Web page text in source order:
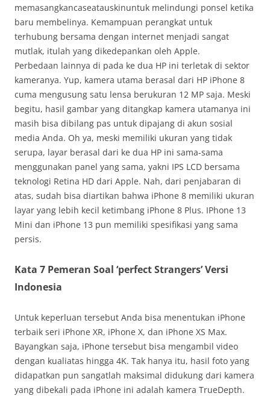
memasangkancaseatauskinuntuk melindungi ponsel ketika
baru membelinya. Kemampuan perangkat untuk
terhubung bersama dengan internet menjadi sangat
mutlak, itulah yang dikedepankan oleh Apple.
Perbedaan lainnya di pada ke dua HP ini terletak di sektor
kameranya. Yup, kamera utama berasal dari HP iPhone 8
cuma mengusung satu lensa berukuran 12 MP saja. Meski
begitu, hasil gambar yang ditangkap kamera utamanya ini
masih bisa dibilang pas untuk dipajang di akun sosial
media Anda. Oh ya, meski memiliki ukuran yang tidak
serupa, layar berasal dari ke dua HP ini sama-sama
menggunakan panel yang sama, yakni IPS LCD bersama
teknologi Retina HD dari Apple. Nah, dari penjabaran di
atas, sudah bisa diartikan bahwa iPhone 8 memiliki ukuran
layar yang lebih kecil ketimbang iPhone 8 Plus. IPhone 13
Mini dan iPhone 13 pun memiliki spesifikasi yang sama
persis.
Kata 7 Pemeran Soal ‘perfect Strangers’ Versi
Indonesia
Untuk keperluan tersebut Anda bisa menentukan iPhone
terbaik seri iPhone XR, iPhone X, dan iPhone XS Max.
Bayangkan saja, iPhone tersebut bisa mengambil video
dengan kualiatas hingga 4K. Tak hanya itu, hasil foto yang
didapatkan pun sangatlah maksimal didukung dari kamera
yang dibekali pada iPhone ini adalah kamera TrueDepth.